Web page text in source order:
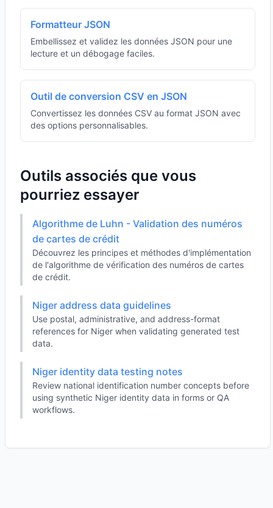
Formatteur JSON
Embellissez et validez les données JSON pour une
lecture et un débogage faciles.
Outil de conversion CSV en JSON
Convertissez les données CSV au format JSON avec
des options personnalisables.
Outils associés que vous
pourriez essayer
Algorithme de Luhn - Validation des numéros
de cartes de crédit
Découvrez les principes et méthodes d'implémentation
de l'algorithme de vérification des numéros de cartes
de crédit.
Niger address data guidelines
Use postal, administrative, and address-format
references for Niger when validating generated test
data.
Niger identity data testing notes
Review national identification number concepts before
using synthetic Niger identity data in forms or QA
workflows.